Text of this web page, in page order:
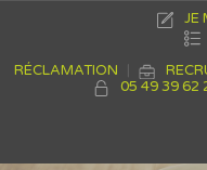
JE
RÉCLAMATION
05 49 39 62